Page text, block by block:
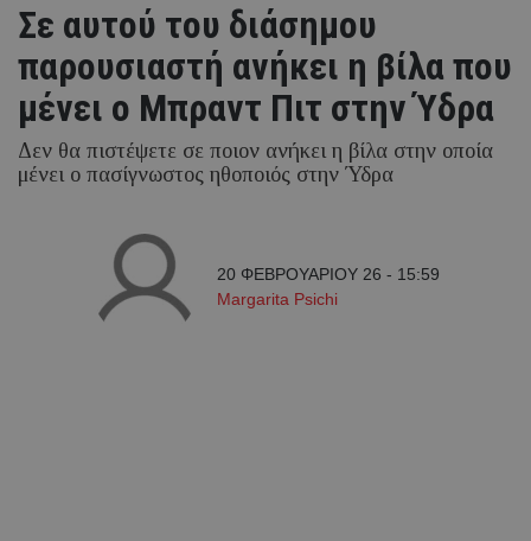
Σε αυτού του διάσημου
παρουσιαστή ανήκει η βίλα που
μένει ο Μπραντ Πιτ στην Ύδρα
Δεν θα πιστέψετε σε ποιον ανήκει η βίλα στην οποία
μένει ο πασίγνωστος ηθοποιός στην Ύδρα
20 ΦΕΒΡΟΥΑΡΙΟΥ 26 - 15:59
Margarita Psichi